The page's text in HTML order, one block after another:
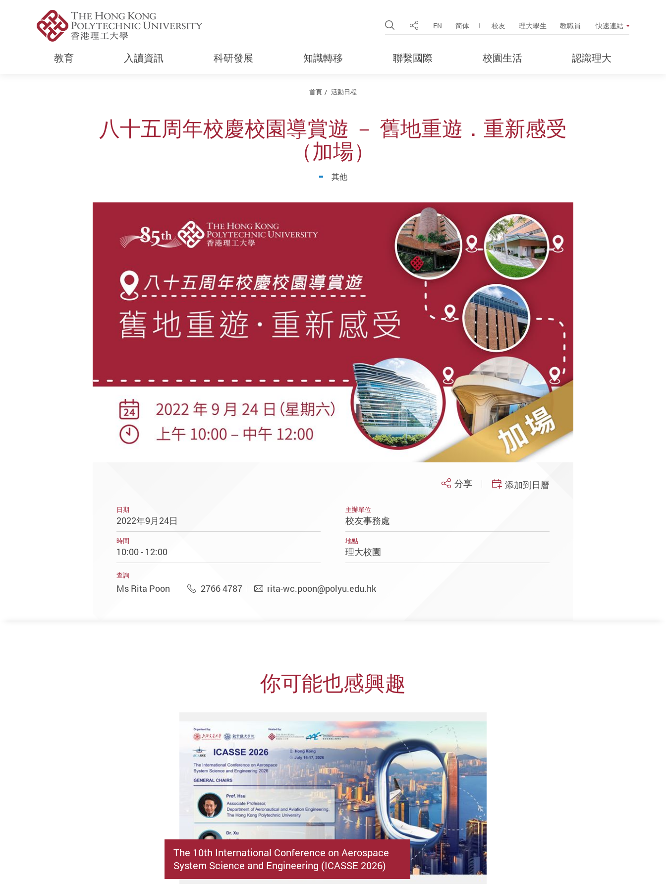
Open Site Search Popup
分享 EN 简体 校友 理大學生 教職員 快速連結
教育 入讀資訊 科研發展 知識轉移 聯繫國際 校園生活 認識理大
首頁 活動日程
八十五周年校慶校園導賞遊 － 舊地重遊．重新感受
（加場）
其他
分享 添加到日曆
日期
2022年9月24日
主辦單位
校友事務處
時間
10:00 - 12:00
地點
理大校園
查詢
Ms Rita Poon 2766 4787 rita-wc.poon@polyu.edu.hk
你可能也感興趣
The 10th International Conference on Aerospace
System Science and Engineering (ICASSE 2026)